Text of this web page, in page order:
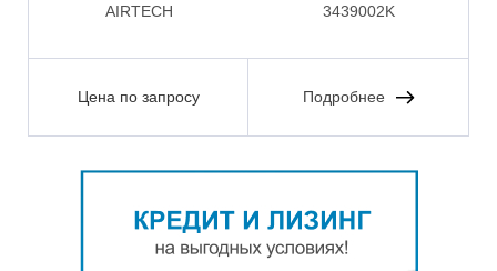
AIRTECH
3439002K
Цена по запросу Подробнее